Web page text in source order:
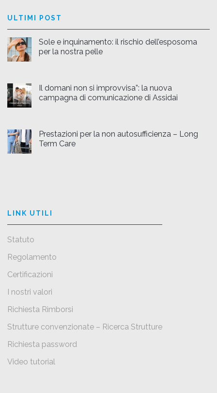
ULTIMI POST
Sole e inquinamento: il rischio dell’esposoma
per la nostra pelle
Il domani non si improvvisa”: la nuova
campagna di comunicazione di Assidai
Prestazioni per la non autosufficienza – Long
Term Care
LINK UTILI
Statuto
Regolamento
Certificazioni
I nostri valori
Richiesta Rimborsi
Strutture convenzionate – Ricerca Strutture
Richiesta password
Video tutorial